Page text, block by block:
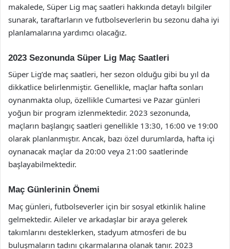
makalede, Süper Lig maç saatleri hakkında detaylı bilgiler
sunarak, taraftarların ve futbolseverlerin bu sezonu daha iyi
planlamalarına yardımcı olacağız.
2023 Sezonunda Süper Lig Maç Saatleri
Süper Lig’de maç saatleri, her sezon olduğu gibi bu yıl da
dikkatlice belirlenmiştir. Genellikle, maçlar hafta sonları
oynanmakta olup, özellikle Cumartesi ve Pazar günleri
yoğun bir program izlenmektedir. 2023 sezonunda,
maçların başlangıç saatleri genellikle 13:30, 16:00 ve 19:00
olarak planlanmıştır. Ancak, bazı özel durumlarda, hafta içi
oynanacak maçlar da 20:00 veya 21:00 saatlerinde
başlayabilmektedir.
Maç Günlerinin Önemi
Maç günleri, futbolseverler için bir sosyal etkinlik haline
gelmektedir. Aileler ve arkadaşlar bir araya gelerek
takımlarını desteklerken, stadyum atmosferi de bu
buluşmaların tadını çıkarmalarına olanak tanır. 2023